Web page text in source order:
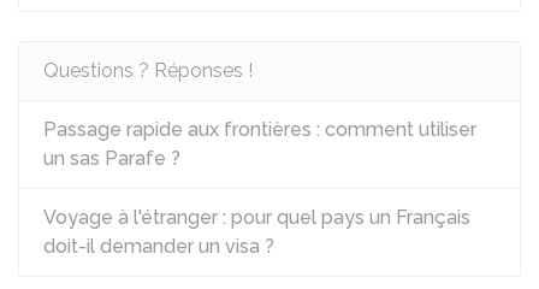
Questions ? Réponses !
Passage rapide aux frontières : comment utiliser
un sas Parafe ?
Voyage à l'étranger : pour quel pays un Français
doit-il demander un visa ?